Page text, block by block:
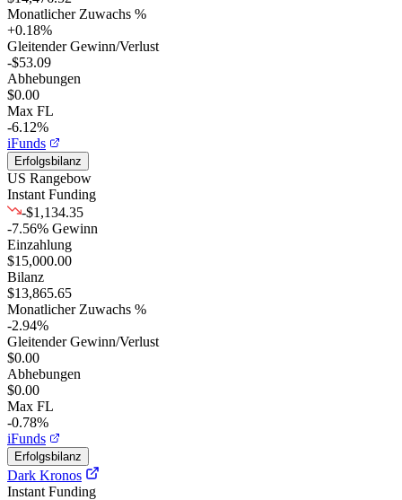
Monatlicher Zuwachs %
+0.18%
Gleitender Gewinn/Verlust
-$53.09
Abhebungen
$0.00
Max FL
-6.12%
iFunds
Erfolgsbilanz
US Rangebow
Instant Funding
-$1,134.35
-7.56% Gewinn
Einzahlung
$15,000.00
Bilanz
$13,865.65
Monatlicher Zuwachs %
-2.94%
Gleitender Gewinn/Verlust
$0.00
Abhebungen
$0.00
Max FL
-0.78%
iFunds
Erfolgsbilanz
Dark Kronos
Instant Funding